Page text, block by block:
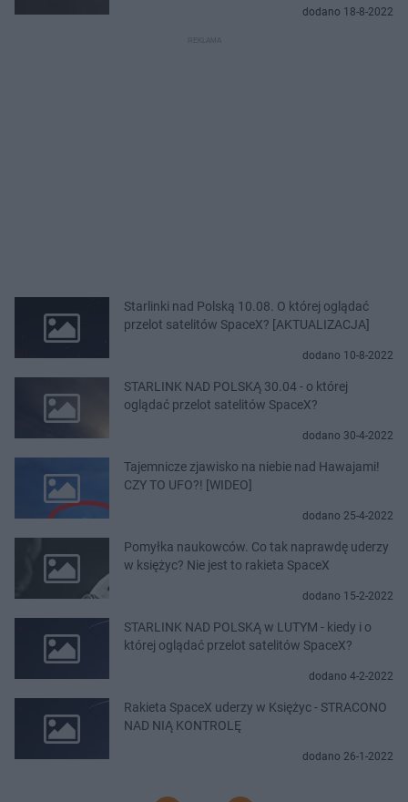
dodano 18-8-2022
Starlinki nad Polską 10.08. O której oglądać
przelot satelitów SpaceX? [AKTUALIZACJA]
dodano 10-8-2022
STARLINK NAD POLSKĄ 30.04 - o której
oglądać przelot satelitów SpaceX?
dodano 30-4-2022
Tajemnicze zjawisko na niebie nad Hawajami!
CZY TO UFO?! [WIDEO]
dodano 25-4-2022
Pomyłka naukowców. Co tak naprawdę uderzy
w księżyc? Nie jest to rakieta SpaceX
dodano 15-2-2022
STARLINK NAD POLSKĄ w LUTYM - kiedy i o
której oglądać przelot satelitów SpaceX?
dodano 4-2-2022
Rakieta SpaceX uderzy w Księżyc - STRACONO
NAD NIĄ KONTROLĘ
dodano 26-1-2022